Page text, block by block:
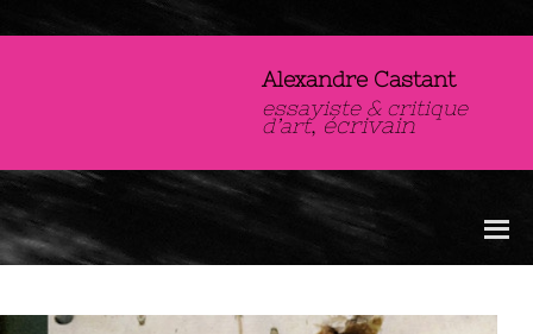
Alexandre Castant
essayiste & critique
d’art, écrivain